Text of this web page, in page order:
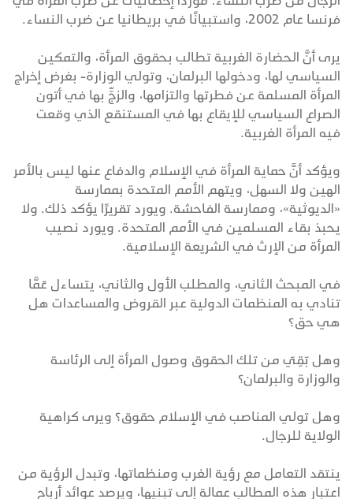
فرنسا عام 2002، واستبيانًا في بريطانيا عن ضرب النساء.
يرى أنَّ الحضارة الغربية تطالب بحقوق المرأة، والتمكين
السياسي لها، ودخولها البرلمان، وتولي الوزارة- بغرض إخراج
المرأة المسلمة عن فطرتها والتزامها، والزجِّ بها في أتون
الصراع السياسي للإيقاع بها في المستنقع الذي وقعت
فيه المرأة الغربية.
ويؤكد أنَّ حماية المرأة في الإسلام والدفاع عنها ليس بالأمر
الهين ولا السهل، ويتهم الأمم المتحدة بممارسة
«الديوثية»، وممارسة الفاحشة. ويورد تقريرًا يؤكد ذلك. ولا
يحبذ بقاء المسلمين في الأمم المتحدة. ويورد نصيب
المرأة من الإرث في الشريعة الإسلامية.
في المبحث الثاني، والمطلب الأول والثاني، يتساءل عَمَّا
تنادي به المنظمات الدولية عبر القروض والمساعدات هل
هي حق؟
وهل بَقِيَ من تلك الحقوق وصول المرأة إلى الرئاسة
والوزارة والبرلمان؟
وهل تولي المناصب في الإسلام حقوق؟ ويرى كراهية
الولاية للرجال.
ينتقد التعامل مع رؤية الغرب ومنظماتها، وتبدل الرؤية من
اعتبار هذه المطالب عمالة إلى تبنيها، ويرصد عوائد أرباح